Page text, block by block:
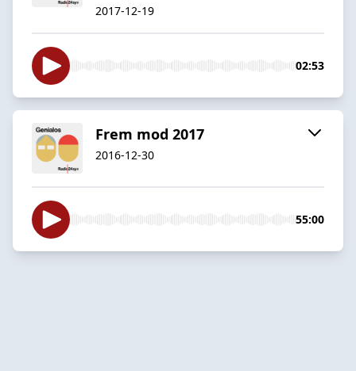
2017-12-19
02:53
Frem mod 2017
2016-12-30
55:00